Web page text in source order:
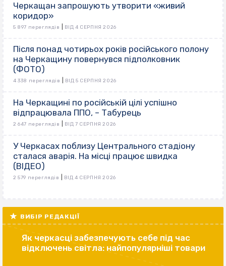
Черкащан запрошують утворити «живий
коридор»
5 897 переглядів ВІД 4 СЕРПНЯ 2026
Після понад чотирьох років російського полону
на Черкащину повернувся підполковник
(ФОТО)
4 338 переглядів ВІД 5 СЕРПНЯ 2026
На Черкащині по російській цілі успішно
відпрацювала ППО, – Табурець
2 647 переглядів ВІД 7 СЕРПНЯ 2026
У Черкасах поблизу Центрального стадіону
сталася аварія. На місці працює швидка
(ВІДЕО)
2 579 переглядів ВІД 4 СЕРПНЯ 2026
ВИБІР РЕДАКЦІЇ
Як черкасці забезпечують себе під час
відключень світла: найпопулярніші товари